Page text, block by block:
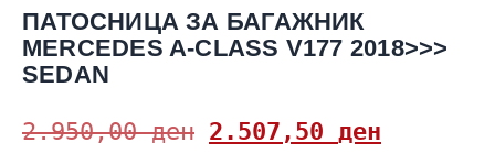
ПАТОСНИЦА ЗА БАГАЖНИК
MERCEDES A-CLASS V177 2018>>>
SEDAN
2.950,00ден 2.507,50 ден